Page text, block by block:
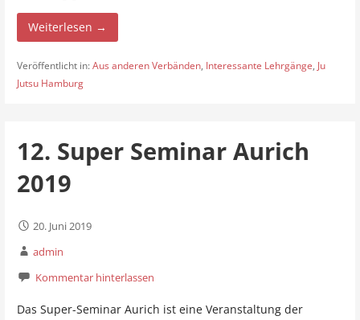
Weiterlesen →
Veröffentlicht in:Aus anderen Verbänden, Interessante Lehrgänge, Ju
Jutsu Hamburg
12. Super Seminar Aurich
2019
20. Juni 2019
admin
Kommentar hinterlassen
Das Super-Seminar Aurich ist eine Veranstaltung der